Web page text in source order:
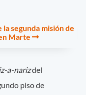
la segunda misión de
Marte
a-narizdel
piso de